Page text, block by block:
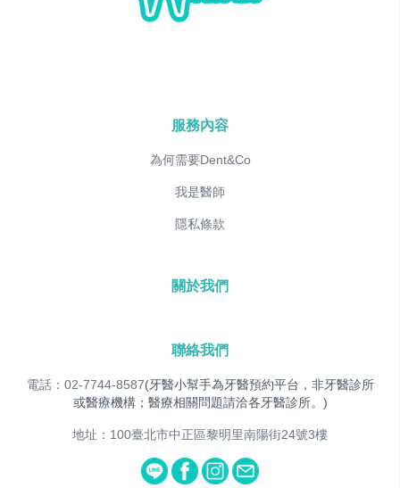
服務內容
為何需要Dent&Co
我是醫師
隱私條款
關於我們
聯絡我們
電話：02-7744-8587(牙醫小幫手為牙醫預約平台，非牙醫診所
或醫療機構；醫療相關問題請洽各牙醫診所。)
地址：100臺北市中正區黎明里南陽街24號3樓